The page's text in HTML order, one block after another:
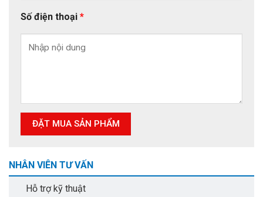
Số điện thoại *
NHÂN VIÊN TƯ VẤN
Hỗ trợ kỹ thuật